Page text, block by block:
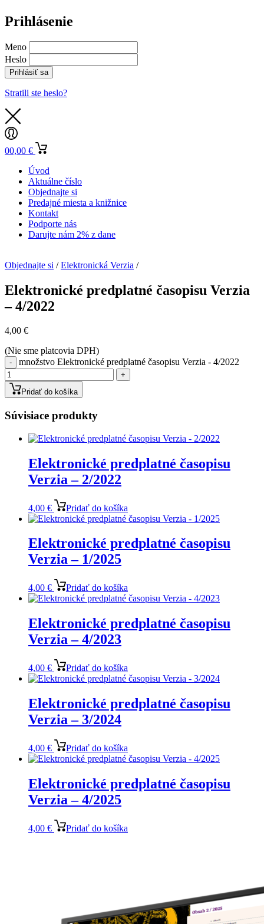
Prihlásenie
Meno
Heslo
Prihlásiť sa
Stratili ste heslo?
00,00 €
Úvod
Aktuálne číslo
Objednajte si
Predajné miesta a knižnice
Kontakt
Podporte nás
Darujte nám 2% z dane
Objednajte si /Elektronická Verzia /
Elektronické predplatné časopisu Verzia
– 4/2022
4,00 €
(Nie sme platcovia DPH)
- množstvo Elektronické predplatné časopisu Verzia - 4/2022
+
Pridať do košíka
Súvisiace produkty
Elektronické predplatné časopisu
Verzia – 2/2022
4,00 € Pridať do košíka
Elektronické predplatné časopisu
Verzia – 1/2025
4,00 € Pridať do košíka
Elektronické predplatné časopisu
Verzia – 4/2023
4,00 € Pridať do košíka
Elektronické predplatné časopisu
Verzia – 3/2024
4,00 € Pridať do košíka
Elektronické predplatné časopisu
Verzia – 4/2025
4,00 € Pridať do košíka